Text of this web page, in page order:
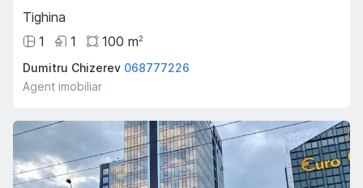
Tighina
1
1 100 m2
Dumitru Chizerev 068777226
Agent imobiliar